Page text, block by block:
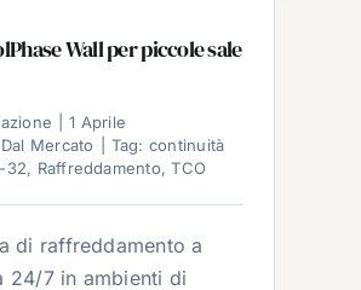
Wall per piccole sale
1 Aprile
Dal Mercato Tag: continuità
32, Raffreddamento,TCO
di raffreddamento a
24/7 in ambienti di